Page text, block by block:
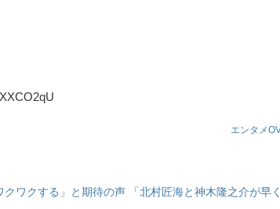
エンタメ
クワクする」と期待の声 「北村匠海と神木隆之介が早く